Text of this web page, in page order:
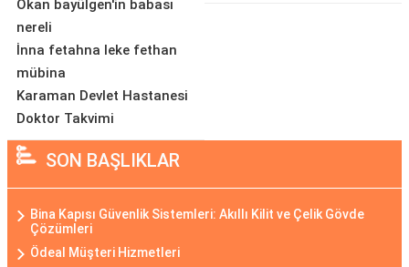
Okan bayülgen'in babası
nereli
İnna fetahna leke fethan
mübina
Karaman Devlet Hastanesi
Doktor Takvimi
SON BAŞLIKLAR
Bina Kapısı Güvenlik Sistemleri: Akıllı Kilit ve Çelik Gövde
Çözümleri
Ödeal Müşteri Hizmetleri